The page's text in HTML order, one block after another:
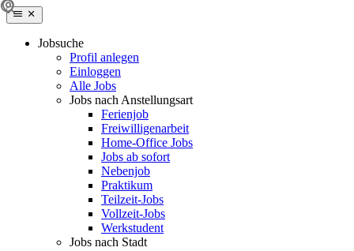
Jobsuche
Profil anlegen
Einloggen
Alle Jobs
Jobs nach Anstellungsart
Ferienjob
Freiwilligenarbeit
Home-Office Jobs
Jobs ab sofort
Nebenjob
Praktikum
Teilzeit-Jobs
Vollzeit-Jobs
Werkstudent
Jobs nach Stadt